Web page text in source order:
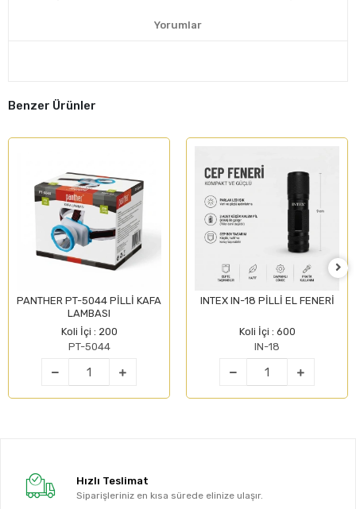
Yorumlar
Benzer Ürünler
PANTHER PT-5044 PİLLİ KAFA
LAMBASI
Koli İçi : 200
PT-5044
INTEX IN-18 PİLLİ EL FENERİ
Koli İçi : 600
IN-18
Hızlı Teslimat
Siparişleriniz en kısa sürede elinize ulaşır.